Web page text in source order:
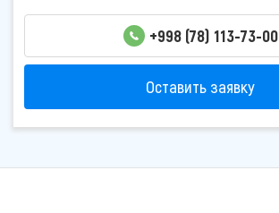
+998 (78) 113-73-00
Оставить заявку